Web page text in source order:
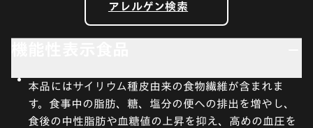
アレルゲン検索
本品にはサイリウム種皮由来の食物繊維が含まれま
す。食事中の脂肪、糖、塩分の便への排出を増やし、
食後の中性脂肪や血糖値の上昇を抑え、高めの血圧を